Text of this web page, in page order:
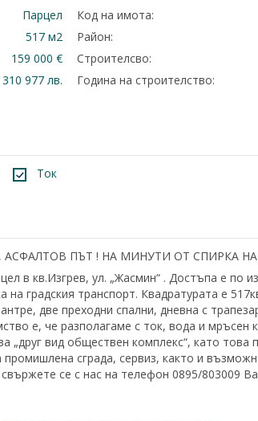
Парцел
517 м2
159 000 €
310 977 лв.
Код на имота:
Район:
Строителсво:
Година на строителство:
Ток
ПЪТ ! НА МИНУТИ ОТ СПИРКА
в кв.Изгрев, ул. „Жасмин“ . Достъпа е по
на градския транспорт. Квадратурата е
две преходни спални, дневна с
е, че разполагаме с ток, вода и мръсен
„друг вид обществен комплекс“, като
сграда, сервиз, както и
се с нас на телефон 0895/803009